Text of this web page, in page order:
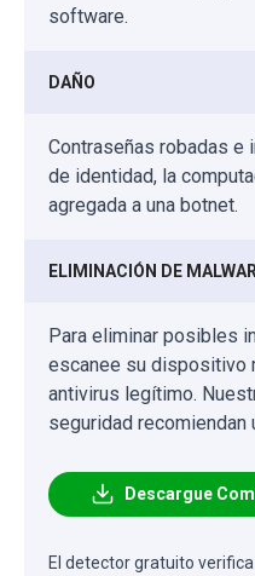
software.
DAÑO
Contraseñas robadas e
de identidad, la
agregada a una botnet.
ELIMINACIÓN DE
Para eliminar posibles
escanee su dispositivo
antivirus legítimo.
seguridad recomiendan
Descargue
El detector gratuito